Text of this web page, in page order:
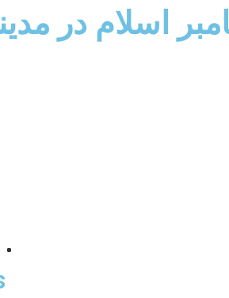
اندیشیدن سلام 11 – آیا پیامبر